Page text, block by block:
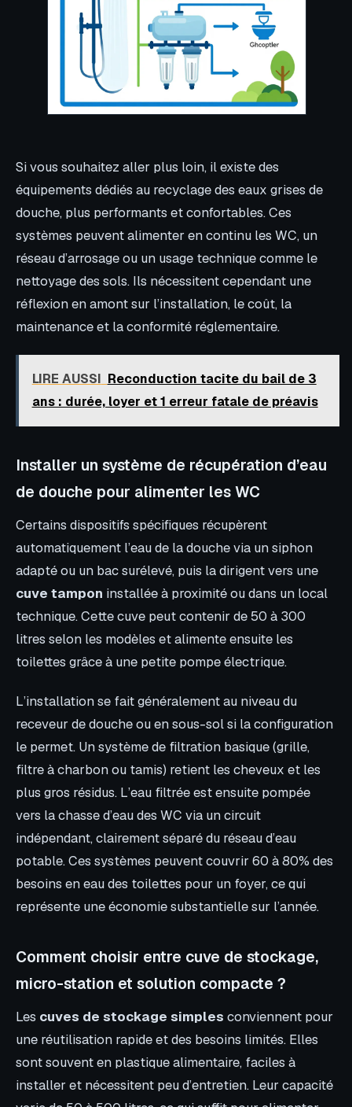
Si vous souhaitez aller plus loin, il existe des
équipements dédiés au recyclage des eaux grises de
douche, plus performants et confortables. Ces
systèmes peuvent alimenter en continu les WC, un
réseau d’arrosage ou un usage technique comme le
nettoyage des sols. Ils nécessitent cependant une
réflexion en amont sur l’installation, le coût, la
maintenance et la conformité réglementaire.
LIRE AUSSI Reconduction tacite du bail de 3
ans : durée, loyer et 1 erreur fatale de préavis
Installer un système de récupération d’eau
de douche pour alimenter les WC
Certains dispositifs spécifiques récupèrent
automatiquement l’eau de la douche via un siphon
adapté ou un bac surélevé, puis la dirigent vers une
cuve tampon installée à proximité ou dans un local
technique. Cette cuve peut contenir de 50 à 300
litres selon les modèles et alimente ensuite les
toilettes grâce à une petite pompe électrique.
L’installation se fait généralement au niveau du
receveur de douche ou en sous-sol si la configuration
le permet. Un système de filtration basique (grille,
filtre à charbon ou tamis) retient les cheveux et les
plus gros résidus. L’eau filtrée est ensuite pompée
vers la chasse d’eau des WC via un circuit
indépendant, clairement séparé du réseau d’eau
potable. Ces systèmes peuvent couvrir 60 à 80% des
besoins en eau des toilettes pour un foyer, ce qui
représente une économie substantielle sur l’année.
Comment choisir entre cuve de stockage,
micro-station et solution compacte ?
Les cuves de stockage simples conviennent pour
une réutilisation rapide et des besoins limités. Elles
sont souvent en plastique alimentaire, faciles à
installer et nécessitent peu d’entretien. Leur capacité